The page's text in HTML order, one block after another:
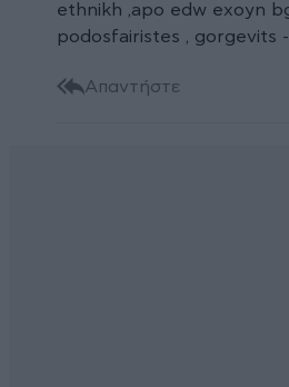
ethnikh ,apo edw exoyn
podosfairistes , gorgevits
Απαντήστε